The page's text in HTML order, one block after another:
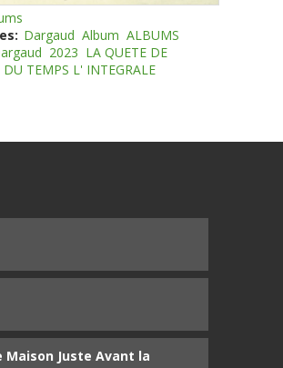
Dargaud Album ALBUMS
2023 LA QUETE DE
DU TEMPS L' INTEGRALE
Maison Juste Avant la